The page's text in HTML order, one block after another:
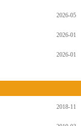
2026-05
2026-01
2026-01
2018-11